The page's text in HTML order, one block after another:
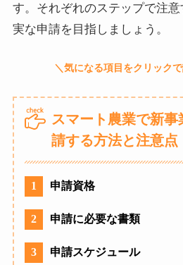
す。それぞれのステップで注
実な申請を目指しましょう。
スマート農業で新
請する方法と注意点
1 申請資格
2 申請に必要な書類
3 申請スケジュール